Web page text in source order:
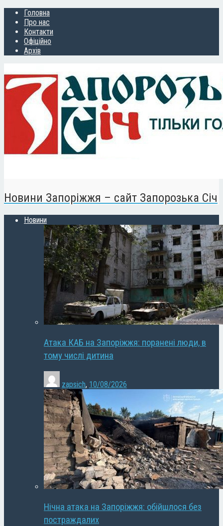
Головна
Про нас
Контакти
Офіційно
Архів
Новини Запоріжжя – сайт Запорозька Січ
Новини
Атака КАБ на Запоріжжя: поранені люди, в
тому числі дитина
zapsich, 10/08/2026
Нічна атака на Запоріжжя: обійшлося без
постраждалих